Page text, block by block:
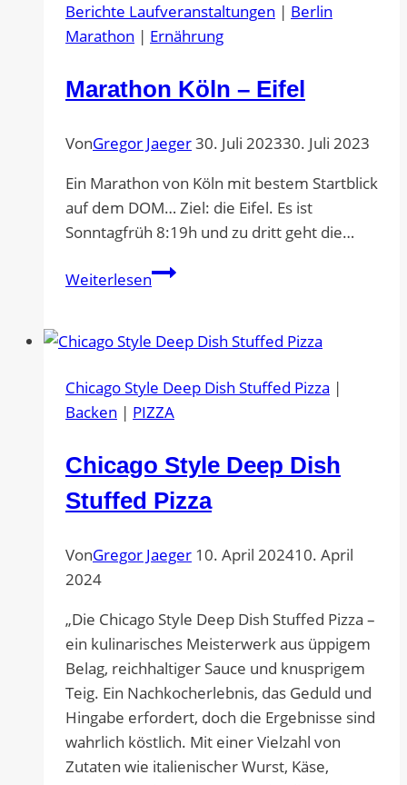
Berichte Laufveranstaltungen | Berlin
Marathon | Ernährung
Marathon Köln – Eifel
VonGregor Jaeger30. Juli 202330. Juli 2023
Ein Marathon von Köln mit bestem Startblick
auf dem DOM… Ziel: die Eifel. Es ist
Sonntagfrüh 8:19h und zu dritt geht die…
WeiterlesenMarathon
Eifel
Chicago Style Deep Dish Stuffed Pizza |
Backen | PIZZA
Chicago Style Deep Dish
Stuffed Pizza
VonGregor Jaeger 10. April 202410. April
2024
„Die Chicago Style Deep Dish Stuffed Pizza –
ein kulinarisches Meisterwerk aus üppigem
Belag, reichhaltiger Sauce und knusprigem
Teig. Ein Nachkocherlebnis, das Geduld und
Hingabe erfordert, doch die Ergebnisse sind
wahrlich köstlich. Mit einer Vielzahl von
Zutaten wie italienischer Wurst, Käse,